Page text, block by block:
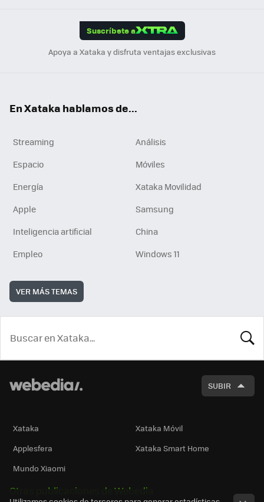
Suscríbete a
Apoya a Xataka y disfruta ventajas exclusivas
En Xataka hablamos de...
Streaming
Análisis
Espacio
Móviles
Energía
Xataka Movilidad
Apple
Samsung
Inteligencia artificial
China
Empleo
Windows 11
VER MÁS TEMAS
SUBIR
Xataka
Xataka Móvil
Applesfera
Xataka Smart Home
Mundo Xiaomi
Otras publicaciones de Webedia